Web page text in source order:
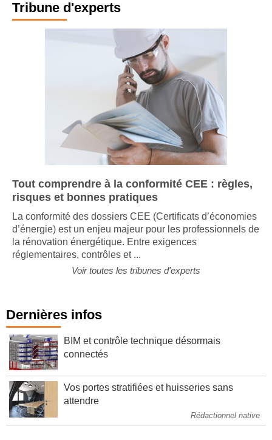
Tribune d'experts
Tout comprendre à la conformité CEE : règles,
risques et bonnes pratiques
La conformité des dossiers CEE (Certificats d’économies
d’énergie) est un enjeu majeur pour les professionnels de
la rénovation énergétique. Entre exigences
Dernières infos
BIM et contrôle technique désormais
Vos portes stratifiées et huisseries sans
Rédactionnel native